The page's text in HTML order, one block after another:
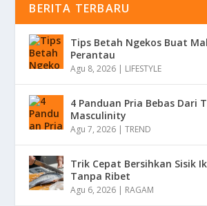
BERITA TERBARU
Tips Betah Ngekos Buat
Perantau
Agu 8, 2026 | LIFESTYLE
4 Panduan Pria Bebas Dari
Masculinity
Agu 7, 2026 |TREND
Trik Cepat Bersihkan Sisik
Tanpa Ribet
Agu 6, 2026 | RAGAM